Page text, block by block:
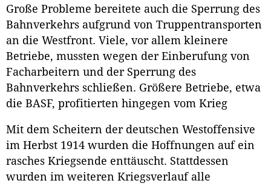
Große Probleme bereitete auch die Sperrung des
Bahnverkehrs aufgrund von Truppentransporten
an die Westfront. Viele, vor allem kleinere
Betriebe, mussten wegen der Einberufung von
Facharbeitern und der Sperrung des
Bahnverkehrs schließen. Größere Betriebe, etwa
die BASF, profitierten hingegen vom Krieg
Mit dem Scheitern der deutschen Westoffensive
im Herbst 1914 wurden die Hoffnungen auf ein
rasches Kriegsende enttäuscht. Stattdessen
wurden im weiteren Kriegsverlauf alle